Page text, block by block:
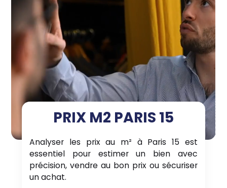
PRIX M2 PARIS 15
Analyser les prix au m² à Paris 15 est
essentiel pour estimer un bien avec
précision, vendre au bon prix ou sécuriser
un achat.